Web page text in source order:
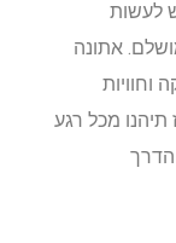
אתונה
מכל רגע